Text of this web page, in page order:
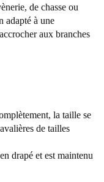
de chasse ou
adapté à une
aux branches
la taille se
de tailles
drapé et est maintenu